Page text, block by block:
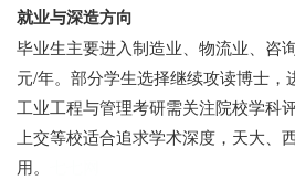
就业与深造方向
毕业生主要进入制造业、物流业、咨
元/年。部分学生选择继续攻读博士，
工业工程与管理考研需关注院校学科
上交等校适合追求学术深度，天大、
用。